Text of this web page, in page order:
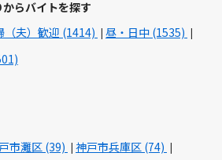
らバイトを探す
（夫）歓迎 (1414)
昼・日中 (1535)
市灘区 (39)
神戸市兵庫区 (74)